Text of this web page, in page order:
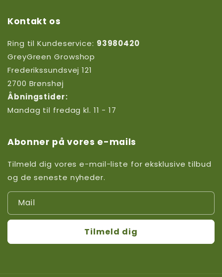
Kontakt os
Ring til Kundeservice: 93980420
GreyGreen Growshop
Frederikssundsvej 121
2700 Brønshøj
Åbningstider:
Mandag til fredag kl. 11 - 17
Abonner på vores e-mails
Tilmeld dig vores e-mail-liste for eksklusive tilbud
og de seneste nyheder.
Mail
Tilmeld dig